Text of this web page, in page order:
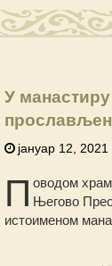
У
јануар 12, 2021
П оводом
Његово
истоименом